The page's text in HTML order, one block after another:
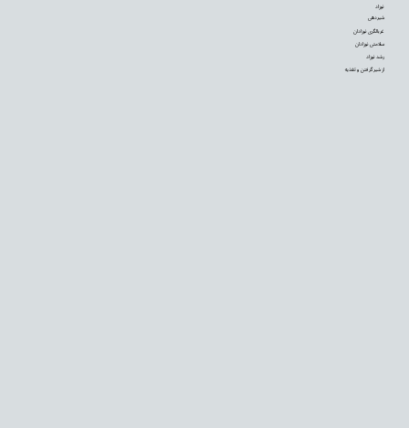
نوزاد
شیردهی
غربالگری نوزادان
سلامتی نوزادان
رشد نوزاد
از شیر گرفتن و تغذیه